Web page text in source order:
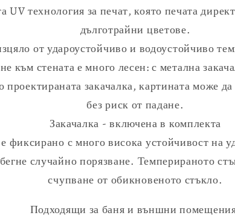
UV технология за печат, която печата
дълготрайни цветове.
от удароустойчиво и водоустойчиво
към стената е много лесен: с метална
закачалка, картината може
без риск от падане.
Закачалка - включена в комплекта
фиксирано с много висока устойчивост на
случайно порязване. Темперираното
счупване от обикновеното стъкло.
Подходящи за баня и външни